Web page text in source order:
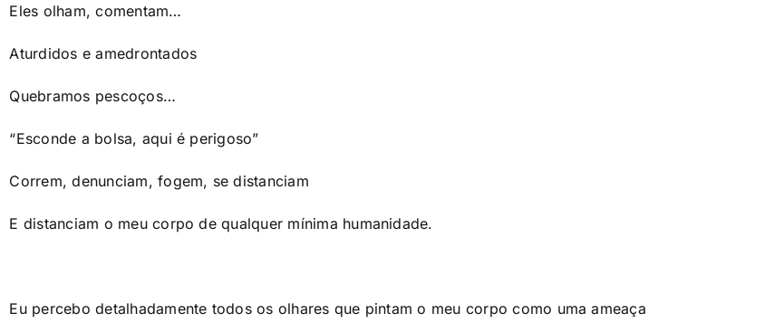
Eles olham, comentam…
Aturdidos e amedrontados
Quebramos pescoços…
“Esconde a bolsa, aqui é perigoso”
Correm, denunciam, fogem, se distanciam
E distanciam o meu corpo de qualquer mínima humanidade.
Eu percebo detalhadamente todos os olhares que pintam o meu corpo como uma ameaça